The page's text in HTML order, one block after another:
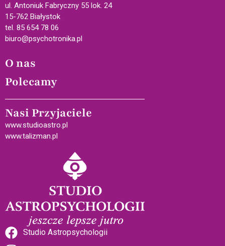
ul. Antoniuk Fabryczny 55 lok. 24
15-762 Białystok
tel. 85 654 78 06
biuro@psychotronika.pl
O nas
Polecamy
Nasi Przyjaciele
www.studioastro.pl
www.talizman.pl
Studio Astropsychologii